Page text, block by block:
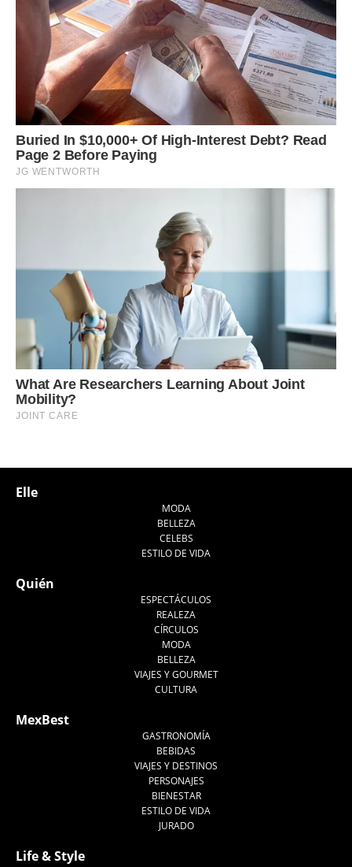
Elle
MODA
BELLEZA
CELEBS
ESTILO DE VIDA
Quién
ESPECTÁCULOS
REALEZA
CÍRCULOS
MODA
BELLEZA
VIAJES Y GOURMET
CULTURA
MexBest
GASTRONOMÍA
BEBIDAS
VIAJES Y DESTINOS
PERSONAJES
BIENESTAR
ESTILO DE VIDA
JURADO
Life & Style